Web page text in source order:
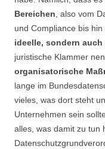
Bereichen , also vom
und Compliance bis
ideelle, sondern
juristische Klammer
organisatorische
lange im
vieles, was dort steht
Unternehmen sein
alles, was damit zu tun